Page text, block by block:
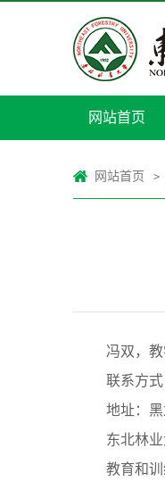
网站首页
网站首页 >
冯双，
联系方式
地址：
东北林
教育和训